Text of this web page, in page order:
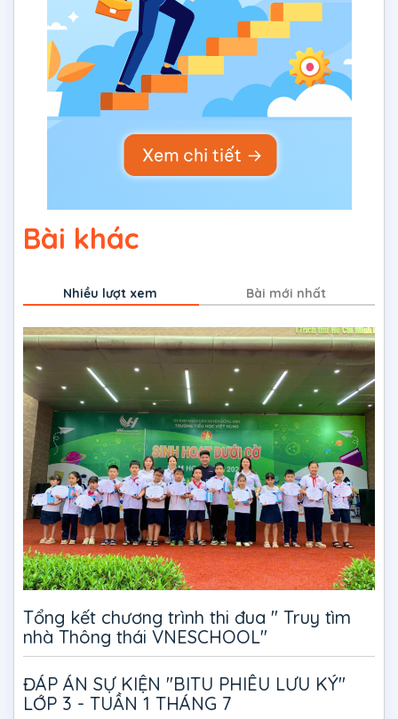
Bài khác
Nhiều lượt xem Bài mới nhất
Tổng kết chương trình thi đua " Truy tìm
nhà Thông thái VNESCHOOL"
ĐÁP ÁN SỰ KIỆN "BITU PHIÊU LƯU KÝ"
LỚP 3 - TUẦN 1 THÁNG 7